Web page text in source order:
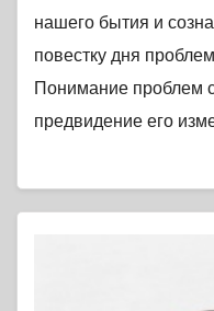
нашего бытия и
повестку дня
Понимание проблем
предвидение его